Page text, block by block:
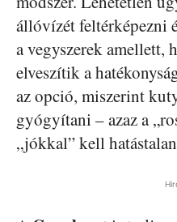
állóvízét feltérképezni
a vegyszerek amellett,
elveszítik a
az opció, miszerint
gyógyítani – azaz a
„jókkal” kell